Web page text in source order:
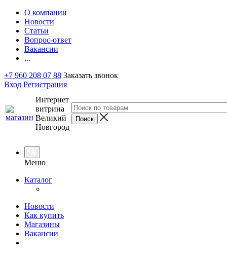
О компании
Новости
Статьи
Вопрос-ответ
Вакансии
...
+7 960 208 07 88 Заказать звонок
Вход Регистрация
Интернет
витрина
Великий
Новгород
Меню
Каталог
Новости
Как купить
Магазины
Вакансии